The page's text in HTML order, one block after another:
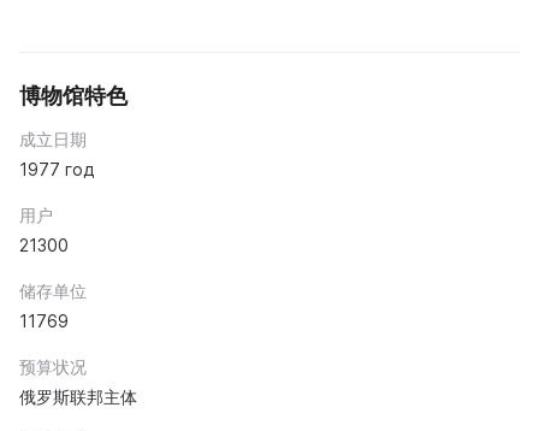
博物馆特色
成立日期
1977 год
用户
21300
储存单位
11769
预算状况
俄罗斯联邦主体